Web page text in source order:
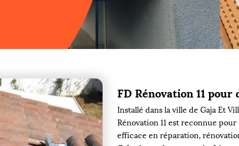
FD Rénovation 11
Installé dans la ville de Gaja Et
Rénovation 11 est reconnue
efficace en réparation,